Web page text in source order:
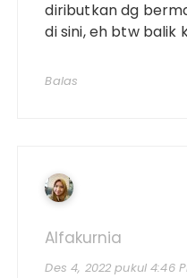
diributkan dg
di sini, eh btw balik
Balas
Alfakurnia
Des 4, 2022 pukul 4:46